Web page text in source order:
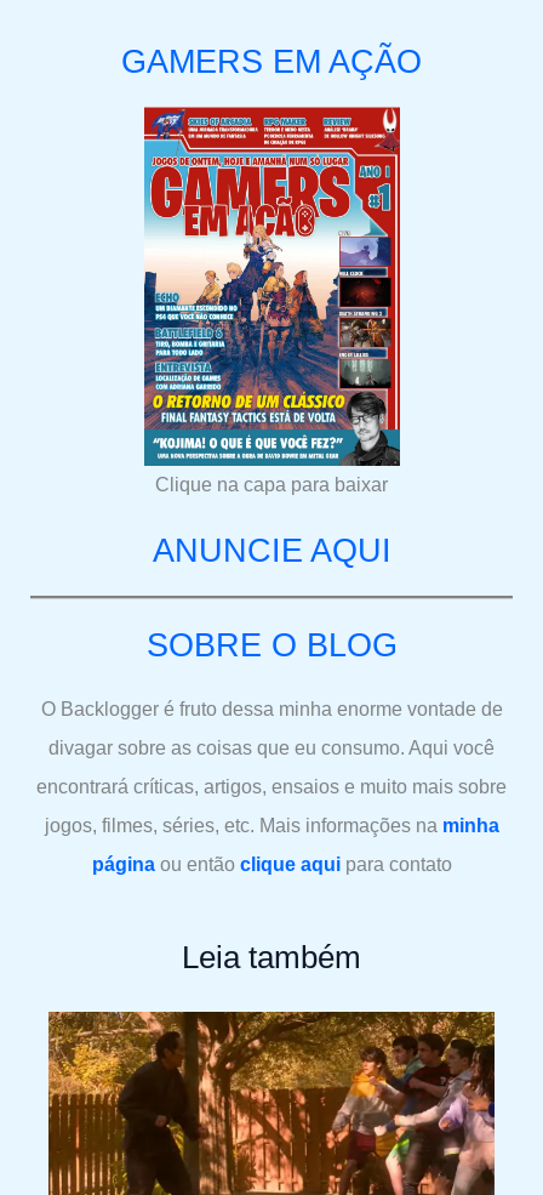
GAMERS EM AÇÃO
Clique na capa para baixar
ANUNCIE AQUI
SOBRE O BLOG
O Backlogger é fruto dessa minha enorme vontade de
divagar sobre as coisas que eu consumo. Aqui você
encontrará críticas, artigos, ensaios e muito mais sobre
jogos, filmes, séries, etc. Mais informações na minha
páginaou então clique aquipara contato
Leia também